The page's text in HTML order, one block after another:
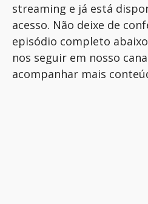
streaming e já está
acesso. Não deixe de
episódio completo
nos seguir em nosso
acompanhar mais